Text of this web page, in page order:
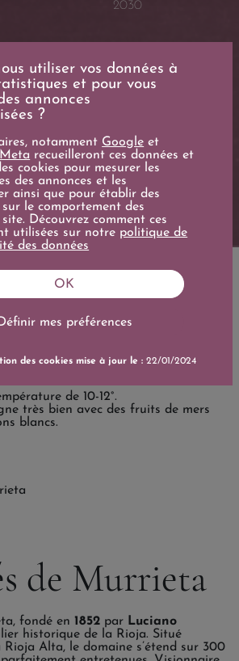
2030
CARACTÉRISTIQUES
de 10-12°.
très bien avec des fruits de mers
blancs.
de Murrieta
fondé en 1852 par Luciano
historique de la Rioja. Situé
Rioja Alta, le domaine s’étend sur 300
utiliser vos données à
et pour vous
annonces
?
notamment Google et
recueilleront ces données et
cookies pour mesurer les
des annonces et les
ainsi que pour établir des
le comportement des
Découvrez comment ces
utilisées sur notre politique de
des données
Définir mes préférences
OK
des cookies mise à jour le :22/01/2024